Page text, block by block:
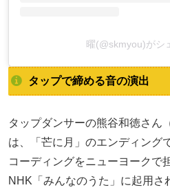
曜(@skmyou)がシ
タップで締める音の演出
タップダンサーの熊谷和徳さん
は、「芒に月」のエンディング
コーディングをニューヨークで
NHK「みんなのうた」に起用さ